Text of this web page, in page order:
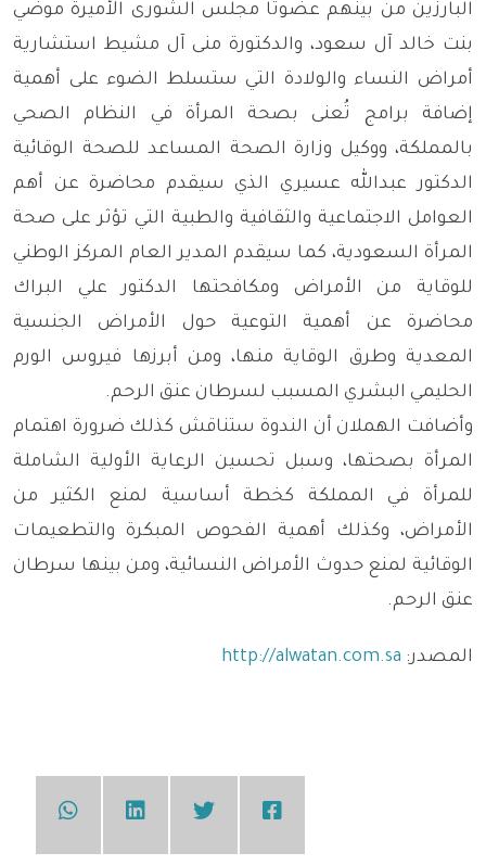
البارزين من بينهم عضوتا مجلس الشورى الأميرة موضي
بنت خالد آل سعود، والدكتورة منى آل مشيط استشارية
أمراض النساء والولادة التي ستسلط الضوء على أهمية
إضافة برامج تُعنى بصحة المرأة في النظام الصحي
بالمملكة، ووكيل وزارة الصحة المساعد للصحة الوقائية
الدكتور عبدالله عسيري الذي سيقدم محاضرة عن أهم
العوامل الاجتماعية والثقافية والطبية التي تؤثر على صحة
المرأة السعودية، كما سيقدم المدير العام المركز الوطني
للوقاية من الأمراض ومكافحتها الدكتور علي البراك
محاضرة عن أهمية التوعية حول الأمراض الجنسية
المعدية وطرق الوقاية منها، ومن أبرزها فيروس الورم
الحليمي البشري المسبب لسرطان عنق الرحم.
وأضافت الهملان أن الندوة ستناقش كذلك ضرورة اهتمام
المرأة بصحتها، وسبل تحسين الرعاية الأولية الشاملة
للمرأة في المملكة كخطة أساسية لمنع الكثير من
الأمراض، وكذلك أهمية الفحوص المبكرة والتطعيمات
الوقائية لمنع حدوث الأمراض النسائية، ومن بينها سرطان
عنق الرحم.
المصدر: http://alwatan.com.sa